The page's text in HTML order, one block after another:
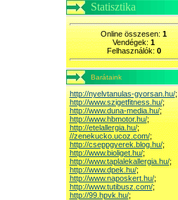
Statisztika
Online összesen:1
Vendégek:1
Felhasználók:0
Barátaink
http://nyelvtanulas-gyorsan.hu/;
http://www.szigetfitness.hu/;
http://www.duna-media.hu/;
http://www.hbmotor.hu/;
http://etelallergia.hu/;
//zenekucko.ucoz.com/;
http://cseppgyerek.blog.hu/;
http://www.bioliget.hu/;
http://www.taplalekallergia.hu/;
http://www.dpek.hu/;
http://www.naposkert.hu/;
http://www.tutibusz.com/;
http://99.hpvk.hu/;